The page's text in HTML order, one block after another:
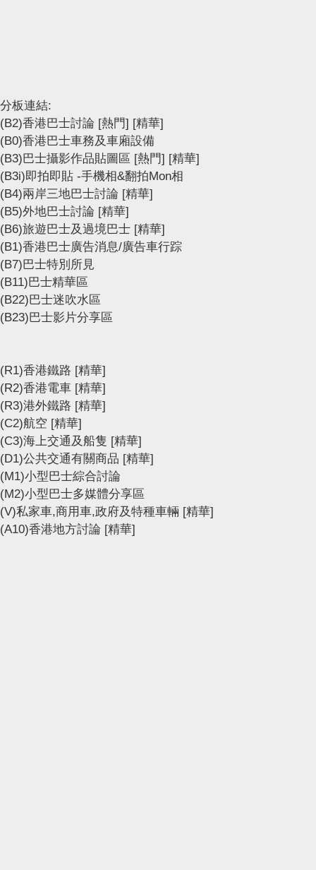
分板連結:
(B2)香港巴士討論 [熱門] [精華]
(B0)香港巴士車務及車廂設備
(B3)巴士攝影作品貼圖區 [熱門] [精華]
(B3i)即拍即貼 -手機相&翻拍Mon相
(B4)兩岸三地巴士討論 [精華]
(B5)外地巴士討論 [精華]
(B6)旅遊巴士及過境巴士 [精華]
(B1)香港巴士廣告消息/廣告車行踪
(B7)巴士特別所見
(B11)巴士精華區
(B22)巴士迷吹水區
(B23)巴士影片分享區
(R1)香港鐵路 [精華]
(R2)香港電車 [精華]
(R3)港外鐵路 [精華]
(C2)航空 [精華]
(C3)海上交通及船隻 [精華]
(D1)公共交通有關商品 [精華]
(M1)小型巴士綜合討論
(M2)小型巴士多媒體分享區
(V)私家車,商用車,政府及特種車輛 [精華]
(A10)香港地方討論 [精華]